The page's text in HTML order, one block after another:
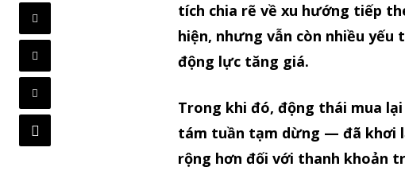
tích chia rẽ về xu hướng tiếp
hiện, nhưng vẫn còn nhiều
động lực tăng giá.
Trong khi đó, động thái mua
tám tuần tạm dừng — đã khơi
rộng hơn đối với thanh khoản